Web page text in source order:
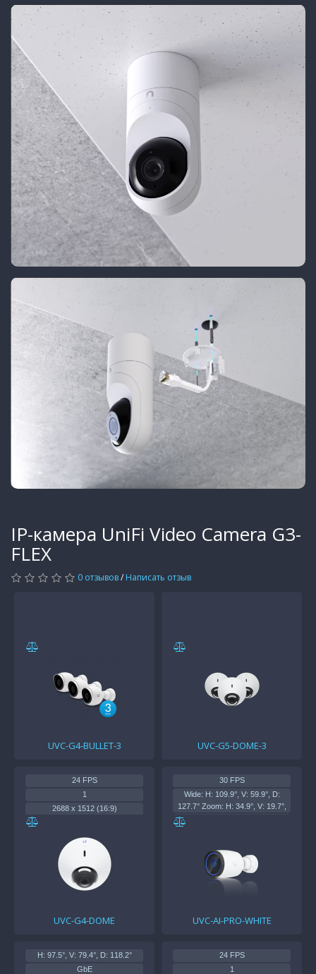
IP-камера UniFi Video Camera G3-
FLEX
0 отзывов/ Написать отзыв
UVC-G4-BULLET-3 UVC-G5-DOME-3
24 FPS
1
2688 x 1512 (16:9)
UVC-G4-DOME
30 FPS
Wide: H: 109.9°, V: 59.9°, D:
127.7° Zoom: H: 34.9°, V: 19.7°,
F 4.1—12.3 мм; ƒ/1.53 -ƒ/3.3
UVC-AI-PRO-WHITE
H: 97.5°, V: 79.4°, D: 118.2°
GbE
24 FPS
1